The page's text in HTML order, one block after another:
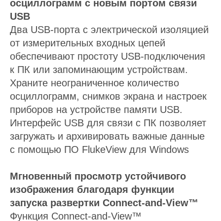
осциллограмм с новым портом связи
USB
Два USB-порта с электрической изоляцией
от измерительных входных цепей
обеспечивают простоту USB-подключения
к ПК или запоминающим устройствам.
Храните неограниченное количество
осциллограмм, снимков экрана и настроек
приборов на устройстве памяти USB.
Интерфейс USB для связи с ПК позволяет
загружать и архивировать важные данные
с помощью ПО FlukeView для Windows
Мгновенный просмотр устойчивого
изображения благодаря функции
запуска развертки Connect-and-View™
Функция Connect-and-View™